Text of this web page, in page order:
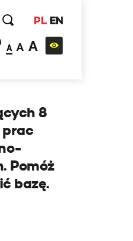
PL EN
A A A
8
Pomóż
bazę.